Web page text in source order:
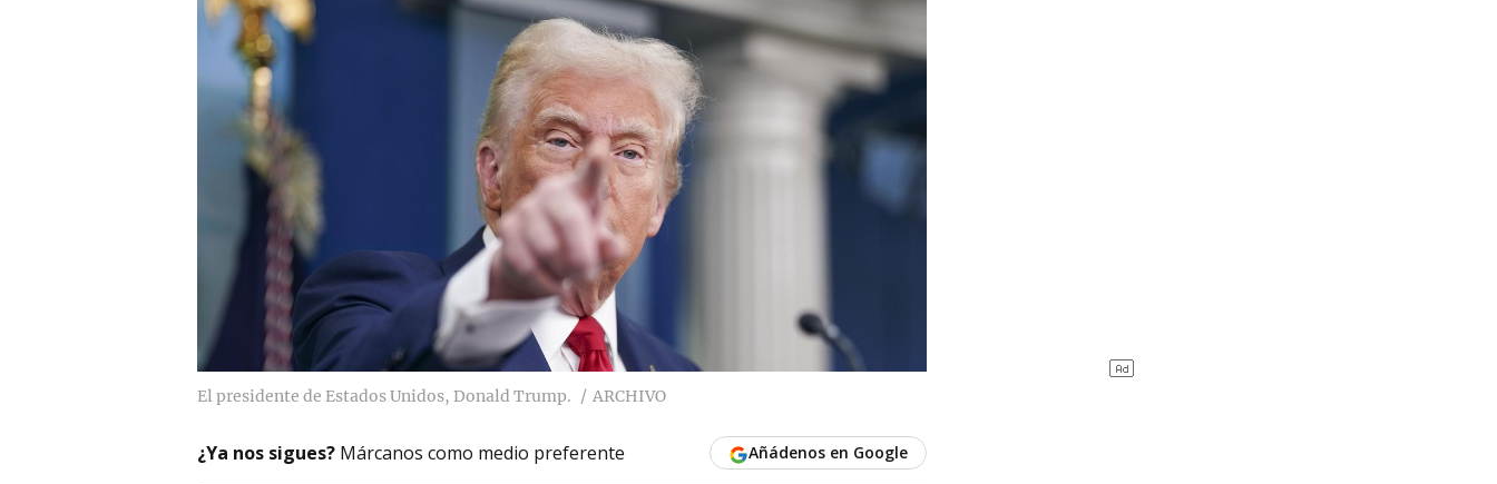
El presidente de Estados Unidos, Donald Trump. ARCHIVO
¿Ya nos sigues? Márcanos como medio preferente Añádenos en Google